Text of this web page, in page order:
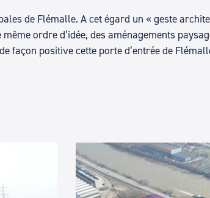
de Flémalle. A cet égard un « geste
ordre d’idée, des aménagements
façon positive cette porte d’entrée de